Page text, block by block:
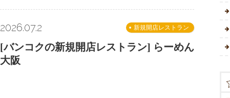
新規開店レストラン
2026.07.2
[バンコクの新規開店レストラン] らーめん
大阪